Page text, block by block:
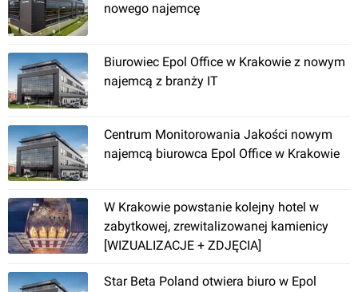
Kraków, Czerowne Maki
Apartamenty Dębowa
nowego najemcę
Biurowiec Epol Office w Krakowie z nowym
najemcą z branży IT
Centrum Monitorowania Jakości nowym
najemcą biurowca Epol Office w Krakowie
W Krakowie powstanie kolejny hotel w
zabytkowej, zrewitalizowanej kamienicy
[WIZUALIZACJE + ZDJĘCIA]
Star Beta Poland otwiera biuro w Epol